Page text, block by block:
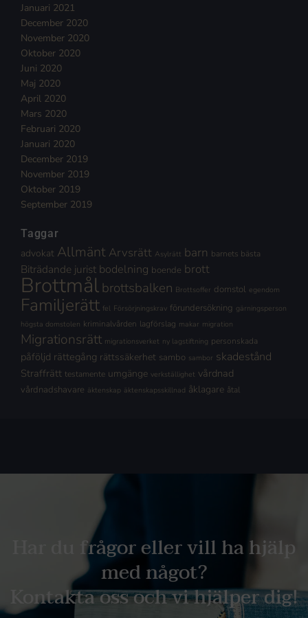
Januari 2021
December 2020
November 2020
Oktober 2020
Juni 2020
Maj 2020
April 2020
Mars 2020
Februari 2020
Januari 2020
December 2019
November 2019
Oktober 2019
September 2019
Taggar
advokat Allmänt Arvsrätt Asylrätt barn barnets bästa
Biträdande jurist bodelning boende brott
Brottmålbrottsbalken Brottsoffer domstol egendom
Familjerätt fel Försörjningskrav förundersökning gärningsperson
högsta domstolen kriminalvården lagförslag makar migration
Migrationsrätt migrationsverket ny lagstiftning personskada
påföljd rättegång rättssäkerhet sambo sambor skadestånd
Straffrätt testamente umgänge verkställighet vårdnad
vårdnadshavare äktenskap äktenskapsskillnad åklagare åtal
Har du frågor eller vill ha hjälp
med något?
Kontakta oss och vi hjälper dig!